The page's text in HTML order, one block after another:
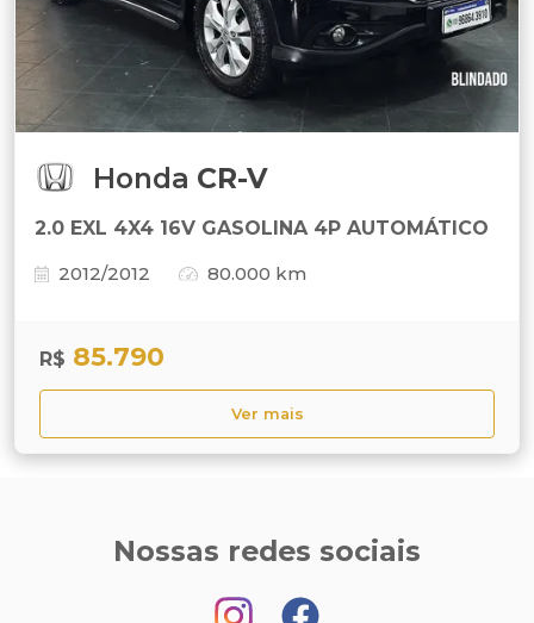
Honda CR-V
2.0 EXL 4X4 16V GASOLINA 4P AUTOMÁTICO
2012/2012
80.000 km
R$ 85.790
Ver mais
Nossas redes sociais